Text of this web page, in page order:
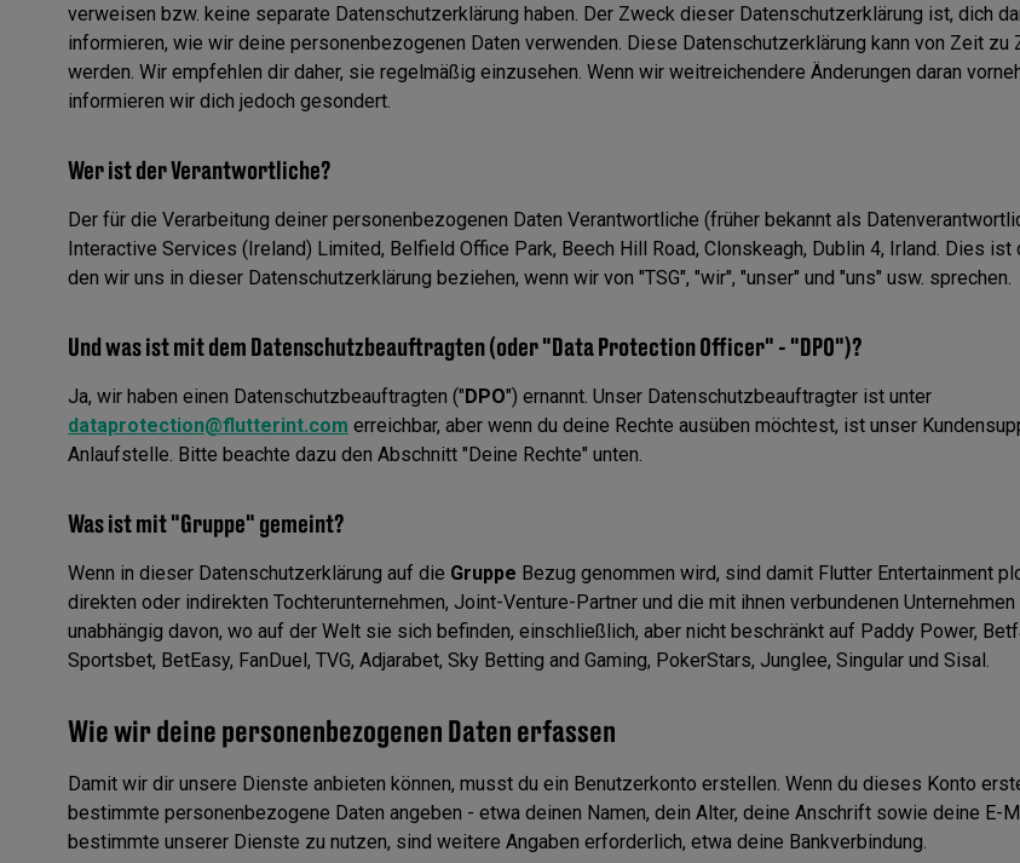
verweisen bzw. keine separate Datenschutzerklärung haben. Der Zweck dieser Datenschutzerklärung ist, dich
informieren, wie wir deine personenbezogenen Daten verwenden. Diese Datenschutzerklärung kann von Zeit zu
werden. Wir empfehlen dir daher, sie regelmäßig einzusehen. Wenn wir weitreichendere Änderungen daran
informieren wir dich jedoch gesondert.
Wer ist der Verantwortliche?
Der für die Verarbeitung deiner personenbezogenen Daten Verantwortliche (früher bekannt als
Interactive Services (Ireland) Limited, Belfield Office Park, Beech Hill Road, Clonskeagh, Dublin 4, Irland. Dies ist
den wir uns in dieser Datenschutzerklärung beziehen, wenn wir von "TSG", "wir", "unser" und "uns" usw. sprechen.
Und was ist mit dem Datenschutzbeauftragten (oder "Data Protection Officer" - "DPO")?
Ja, wir haben einen Datenschutzbeauftragten ("DPO") ernannt. Unser Datenschutzbeauftragter ist unter
dataprotection@flutterint.com erreichbar, aber wenn du deine Rechte ausüben möchtest, ist unser
Anlaufstelle. Bitte beachte dazu den Abschnitt "Deine Rechte" unten.
Was ist mit "Gruppe" gemeint?
Wenn in dieser Datenschutzerklärung auf die Gruppe Bezug genommen wird, sind damit Flutter Entertainment
direkten oder indirekten Tochterunternehmen, Joint-Venture-Partner und die mit ihnen verbundenen Unternehmen
unabhängig davon, wo auf der Welt sie sich befinden, einschließlich, aber nicht beschränkt auf Paddy Power,
Sportsbet, BetEasy, FanDuel, TVG, Adjarabet, Sky Betting and Gaming, PokerStars, Junglee, Singular und Sisal.
Wie wir deine personenbezogenen Daten erfassen
Damit wir dir unsere Dienste anbieten können, musst du ein Benutzerkonto erstellen. Wenn du dieses Konto
bestimmte personenbezogene Daten angeben - etwa deinen Namen, dein Alter, deine Anschrift sowie deine E-
bestimmte unserer Dienste zu nutzen, sind weitere Angaben erforderlich, etwa deine Bankverbindung.